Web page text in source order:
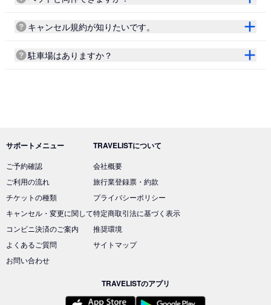
キャンセル規約が知りたいです。
駐車場はありますか？
サポートメニュー
ご予約確認
ご利用の流れ
チケットの種類
キャンセル・変更に関して
コンビニ決済のご案内
よくあるご質問
お問い合わせ
TRAVELISTについて
会社概要
旅行業登録票・約款
プライバシーポリシー
特定商取引法に基づく表示
推奨環境
サイトマップ
TRAVELISTのアプリ